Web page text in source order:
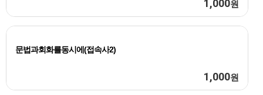
1,000원
문법과회화를동시에(접속사2)
1,000원